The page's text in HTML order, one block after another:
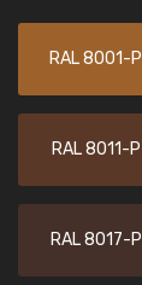
RAL 8001-P
RAL 8011-P
RAL 8017-P